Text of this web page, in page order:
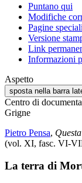
Puntano qui
Modifiche
Pagine speciali
Versione
Link
Informazioni
Aspetto
sposta nella barra
Centro di
Grigne
Pietro Pensa,
(vol. XI, fasc. VI-
La terra di